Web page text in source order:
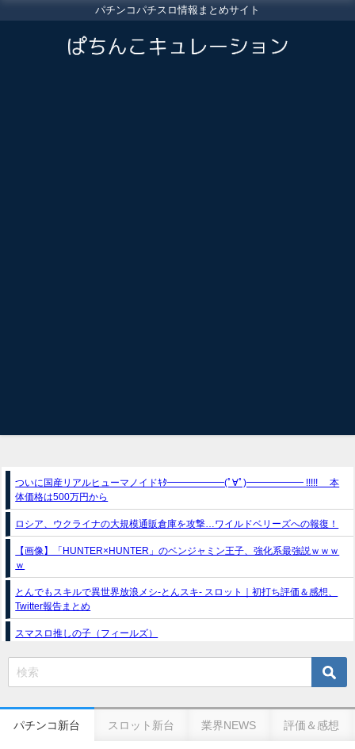
パチンコパチスロ情報まとめサイト
ついに国産リアルヒューマノイドｷﾀ━━━━━━(ﾟ∀ﾟ)━━━━━━ !!!!! 本
体価格は500万円から
ロシア、ウクライナの大規模通販倉庫を攻撃…ワイルドベリーズへの報復！
【画像】「HUNTER×HUNTER」のベンジャミン王子、強化系最強説ｗｗｗ
ｗ
とんでもスキルで異世界放浪メシ-とんスキ- スロット｜初打ち評価＆感想、
Twitter報告まとめ
スマスロ推しの子（フィールズ）
e獣王-獅子の一撃-｜スペック・攻略情報
新台パチンコ『e魔女と野獣』公式PV動画｜LT直行型399帯、運命分岐から上
eSAOアリシゼーション夜空『ファン試打会』感想＆画像報告まとめ｜金木犀
パチンコ新台 スロット新台 業界NEWS 評価＆感想